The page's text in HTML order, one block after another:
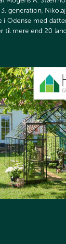
generation,
Odense med
til mere end 20